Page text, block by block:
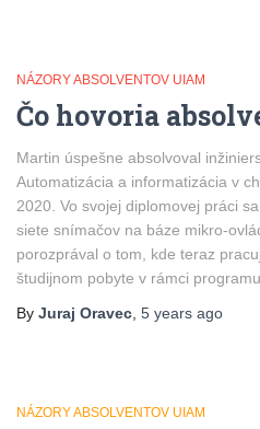
NÁZORY ABSOLVENTOV UIAM
Čo hovoria
Martin úspešne absolvoval
Automatizácia a informatizácia v
2020. Vo svojej diplomovej práci
siete snímačov na báze mikro-
porozprával o tom, kde teraz
študijnom pobyte v rámci
By Juraj Oravec 5 years ago
NÁZORY ABSOLVENTOV UIAM